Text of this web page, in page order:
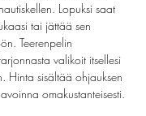
Lopuksi saat
tai jättää sen
Teerenpelin
valikoit itsellesi
Hinta sisältää ohjauksen
omakustanteisesti.